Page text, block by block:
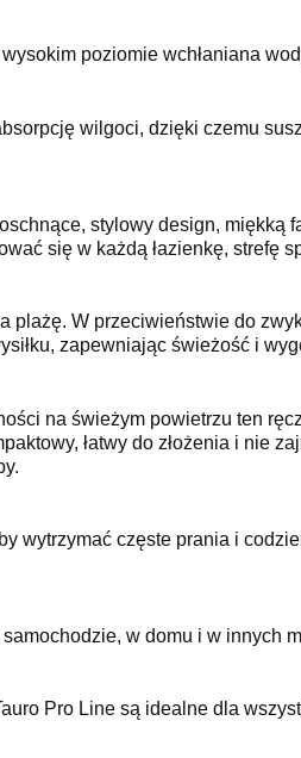
poziomie wchłaniana
wilgoci, dzięki czemu
stylowy design,
się w każdą łazienkę, strefę
plażę. W przeciwieństwie do
zapewniając świeżość i
na świeżym powietrzu ten
łatwy do złożenia i nie
wytrzymać częste prania i
w domu i w innych
Pro Line są idealne dla